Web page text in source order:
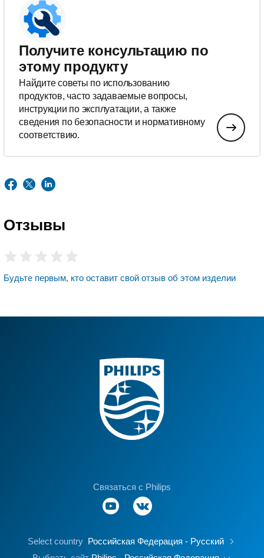
Получите консультацию по
этому продукту
Найдите советы по использованию
продуктов, часто задаваемые вопросы,
инструкции по эксплуатации, а также
сведения по безопасности и нормативному
соответствию.
Отзывы
Будьте первым, кто оставит свой отзыв об этом изделии
Связаться с Philips
Select country Российская Федерация - Русский